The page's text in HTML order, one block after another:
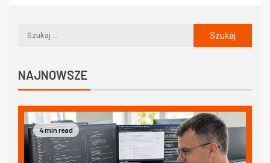
NAJNOWSZE
4 min read